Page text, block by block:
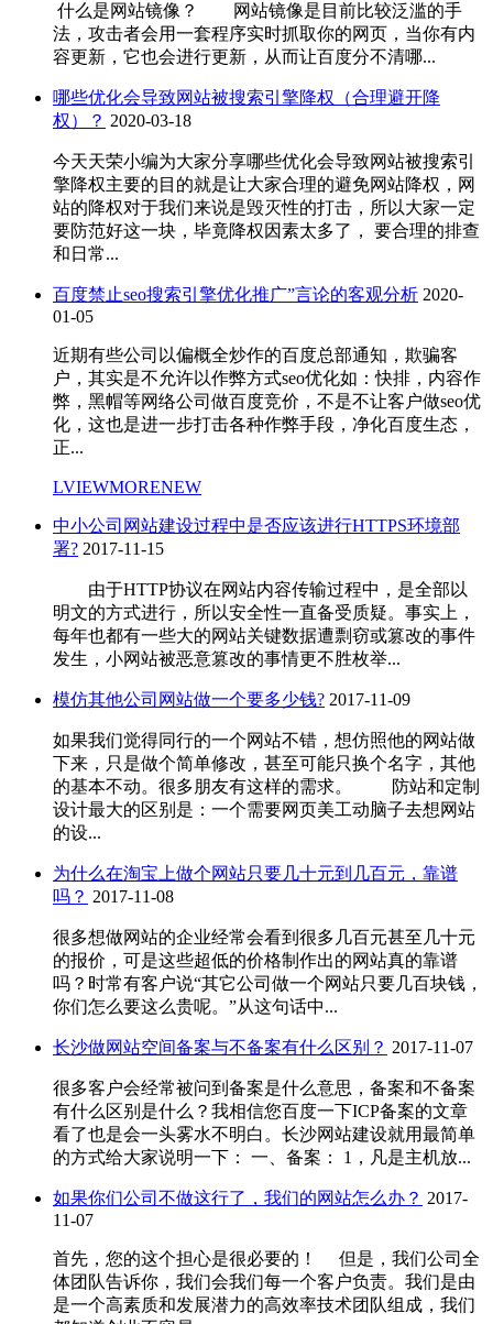
什么是网站镜像？ 网站镜像是目前比较泛滥的手
法，攻击者会用一套程序实时抓取你的网页，当你有内
容更新，它也会进行更新，从而让百度分不清哪...
哪些优化会导致网站被搜索引擎降权（合理避开降
权）？ 2020-03-18
今天天荣小编为大家分享哪些优化会导致网站被搜索引
擎降权主要的目的就是让大家合理的避免网站降权，网
站的降权对于我们来说是毁灭性的打击，所以大家一定
要防范好这一块，毕竟降权因素太多了， 要合理的排查
和日常...
百度禁止seo搜索引擎优化推广”言论的客观分析 2020-
01-05
近期有些公司以偏概全炒作的百度总部通知，欺骗客
户，其实是不允许以作弊方式seo优化如：快排，内容作
弊，黑帽等网络公司做百度竞价，不是不让客户做seo优
化，这也是进一步打击各种作弊手段，净化百度生态，
正...
LVIEWMORENEW
中小公司网站建设过程中是否应该进行HTTPS环境部
署? 2017-11-15
由于HTTP协议在网站内容传输过程中，是全部以
明文的方式进行，所以安全性一直备受质疑。事实上，
每年也都有一些大的网站关键数据遭剽窃或篡改的事件
发生，小网站被恶意篡改的事情更不胜枚举...
模仿其他公司网站做一个要多少钱? 2017-11-09
如果我们觉得同行的一个网站不错，想仿照他的网站做
下来，只是做个简单修改，甚至可能只换个名字，其他
的基本不动。很多朋友有这样的需求。 防站和定制
设计最大的区别是：一个需要网页美工动脑子去想网站
的设...
为什么在淘宝上做个网站只要几十元到几百元，靠谱
吗？ 2017-11-08
很多想做网站的企业经常会看到很多几百元甚至几十元
的报价，可是这些超低的价格制作出的网站真的靠谱
吗？时常有客户说“其它公司做一个网站只要几百块钱，
你们怎么要这么贵呢。”从这句话中...
长沙做网站空间备案与不备案有什么区别？ 2017-11-07
很多客户会经常被问到备案是什么意思，备案和不备案
有什么区别是什么？我相信您百度一下ICP备案的文章
看了也是会一头雾水不明白。长沙网站建设就用最简单
的方式给大家说明一下： 一、备案： 1，凡是主机放...
如果你们公司不做这行了，我们的网站怎么办？ 2017-
11-07
首先，您的这个担心是很必要的！ 但是，我们公司全
体团队告诉你，我们会我们每一个客户负责。我们是由
是一个高素质和发展潜力的高效率技术团队组成，我们